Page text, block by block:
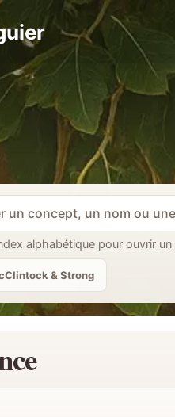
alphabétique pour ouvrir
& Strong